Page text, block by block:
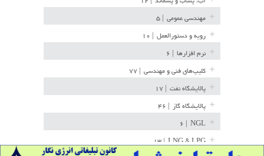
مهندسی عمومی
رویه و دستورالعمل
نرم افزارها
کلیپ‌های فنی و مهندسی
پالایشگاه نفت
پالایشگاه گاز
NGL
LNG & LPG | ۱۳